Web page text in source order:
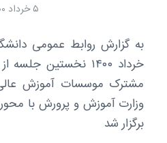
۵ خرداد ۱۴۰۰
خرداد ۱۴۰۰ نخستین
مشترک موسسات آموزش
وزارت آموزش و پرورش با
برگزار شد